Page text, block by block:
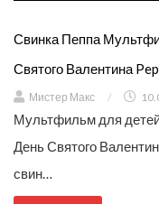
Свинка Пеппа
Святого Валентина
Мистер Макс /
Мультфильм для
День Святого
свин…